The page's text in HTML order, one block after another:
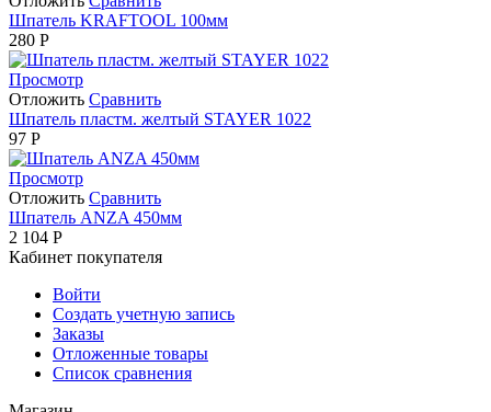
Шпатель KRAFTOOL 100мм
280 Р
Просмотр
Отложить Сравнить
Шпатель пластм. желтый STAYER 1022
97 Р
Просмотр
Отложить Сравнить
Шпатель ANZA 450мм
2 104 Р
Кабинет покупателя
Войти
Создать учетную запись
Заказы
Отложенные товары
Список сравнения